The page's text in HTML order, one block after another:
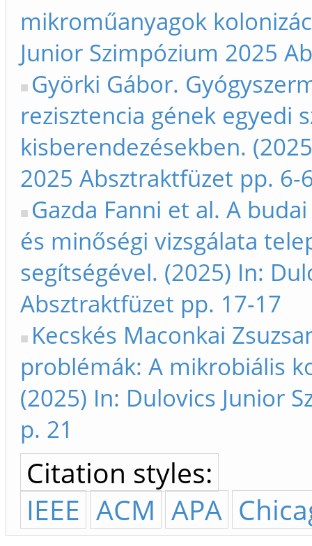
mikroműanyagok
Junior Szimpózium 2025
Györki Gábor.
rezisztencia gének egyedi
kisberendezésekben.
2025 Absztraktfüzet pp. 6-
Gazda Fanni et al. A
és minőségi vizsgálata
segítségével. (2025) In:
Absztraktfüzet pp. 17-17
Kecskés Maconkai
problémák: A mikrobiális
(2025) In: Dulovics Junior
p. 21
Citation styles:
IEEE ACM APA